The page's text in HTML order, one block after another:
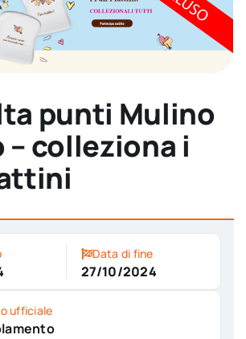
punti Mulino
– colleziona i
Data di fine
27/10/2024
ufficiale